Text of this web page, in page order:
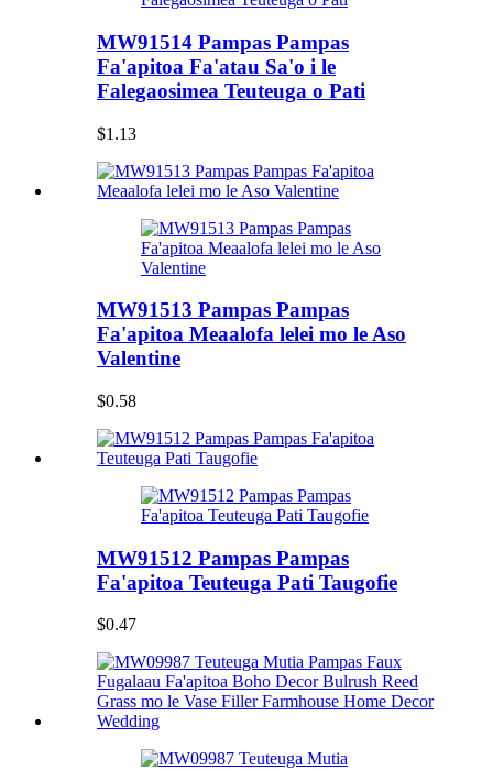
MW91514 Pampas Pampas
Fa'apitoa Fa'atau Sa'o i le
Falegaosimea Teuteuga o Pati
$1.13
MW91513 Pampas Pampas
Fa'apitoa Meaalofa lelei mo le Aso
Valentine
$0.58
MW91512 Pampas Pampas
Fa'apitoa Teuteuga Pati Taugofie
$0.47